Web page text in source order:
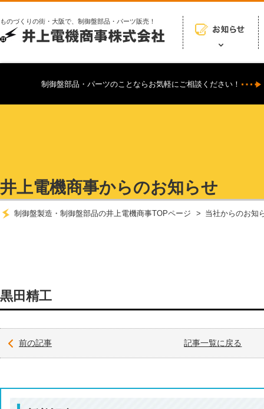
ものづくりの街・大阪で、制御盤部品・パーツ販売！
制御盤部品・パーツのことならお気軽にご相談ください！
井上電機商事からのお知らせ
制御盤製造・制御盤部品の井上電機商事TOPページ 当社からのお知
黒田精工
前の記事 記事一覧に戻る